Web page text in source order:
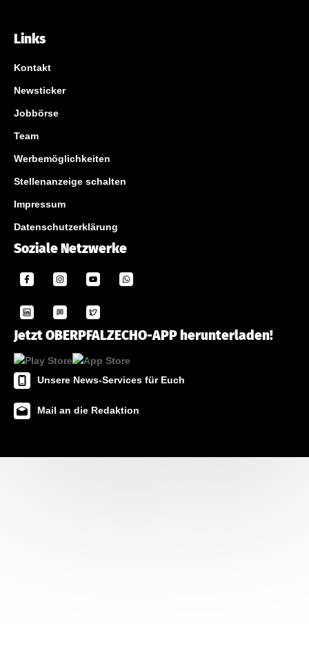
Links
Kontakt
Newsticker
Jobbörse
Team
Werbemöglichkeiten
Stellenanzeige schalten
Impressum
Datenschutzerklärung
Soziale Netzwerke
Jetzt OBERPFALZECHO-APP herunterladen!
Unsere News-Services für Euch
Mail an die Redaktion